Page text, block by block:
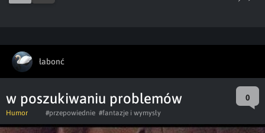
łabonć
w poszukiwaniu problemów 0
Humor #przepowiednie #fantazje i wymysły